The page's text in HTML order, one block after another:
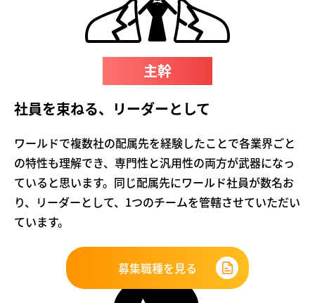
主幹
社員を束ねる、リーダーとして
ワールドで複数社の配属先を経験したことで各業界ごと
の特性も理解でき、専門性と汎用性の両方が武器になっ
ていると思います。同じ配属先にワールド社員が数名お
り、リーダーとして、1つのチームを管轄させていただい
ています。
募集職種を見る